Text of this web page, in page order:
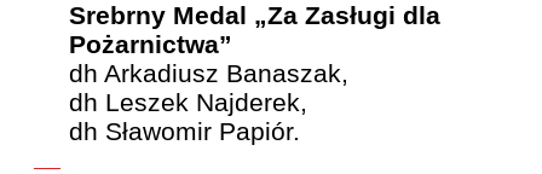
Srebrny Medal „Za Zasługi dla
Pożarnictwa”
dh Arkadiusz Banaszak,
dh Leszek Najderek,
dh Sławomir Papiór.